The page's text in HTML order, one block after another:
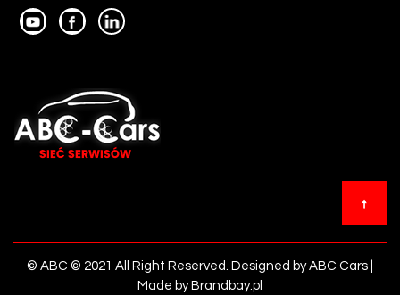
© ABC © 2021 All Right Reserved. Designed by ABC Cars |
Made by Brandbay.pl